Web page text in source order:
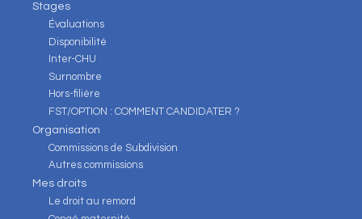
Stages
Évaluations
Disponibilité
Inter-CHU
Surnombre
Hors-filière
FST/OPTION : COMMENT CANDIDATER ?
Organisation
Commissions de Subdivision
Autres commissions
Mes droits
Le droit au remord